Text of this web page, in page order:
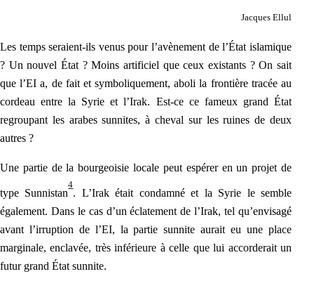
Jacques Ellul
Les temps seraient-ils venus pour l’avènement de l’État islamique
? Un nouvel État ? Moins artificiel que ceux existants ? On sait
que l’EI a, de fait et symboliquement, aboli la frontière tracée au
cordeau entre la Syrie et l’Irak. Est-ce ce fameux grand État
regroupant les arabes sunnites, à cheval sur les ruines de deux
autres ?
Une partie de la bourgeoisie locale peut espérer en un projet de
type Sunnistan
4
. L’Irak était condamnéet la Syrie le semble
également. Dans lecas d’un éclatement de l’Irak, tel qu’envisagé
avant l’irruption de l’EI, la partie sunnite aurait eu une place
marginale, enclavée, très inférieure à celle que lui accorderait un
futur grand État sunnite.